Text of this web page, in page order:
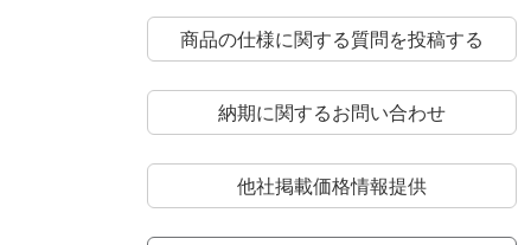
商品の仕様に関する質問を投稿する
納期に関するお問い合わせ
他社掲載価格情報提供